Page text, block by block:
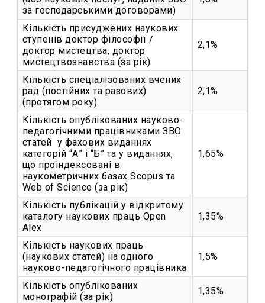
за господарськими договорами)
Кількість присуджених наукових
ступенів доктор філософії /
доктор мистецтва, доктор
мистецтвознавства (за рік)
2,1%
Кількість спеціалізованих вчених
рад (постійних та разових)
(протягом року)
2,1%
Кількість опублікованих науково-
педагогічними працівниками ЗВО
статей у фахових виданнях
категорій “А” і “Б” та у виданнях,
що проіндексовані в
наукометричних базах Scopus та
Web of Science (за рік)
1,65%
Кількість публікацій у відкритому
каталогу наукових праць Open
Alex
1,35%
Кількість наукових праць
(наукових статей) на одного
науково-педагогічного працівника
1,5%
Кількість опублікованих
монографій (за рік)
1,35%